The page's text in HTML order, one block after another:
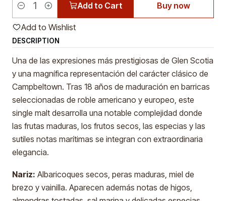
Quantity
Add to Cart Buy now
Add to Wishlist
DESCRIPTION
Una de las expresiones más prestigiosas de Glen Scotia
y una magnífica representación del carácter clásico de
Campbeltown. Tras 18 años de maduración en barricas
seleccionadas de roble americano y europeo, este
single malt desarrolla una notable complejidad donde
las frutas maduras, los frutos secos, las especias y las
sutiles notas marítimas se integran con extraordinaria
elegancia.
Nariz: Albaricoques secos, peras maduras, miel de
brezo y vainilla. Aparecen además notas de higos,